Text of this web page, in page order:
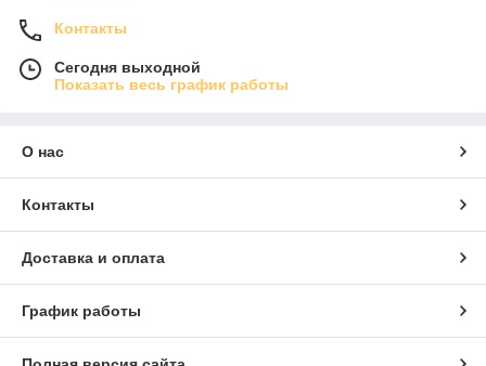
Контакты
Сегодня выходной
Показать весь график работы
О нас
Контакты
Доставка и оплата
График работы